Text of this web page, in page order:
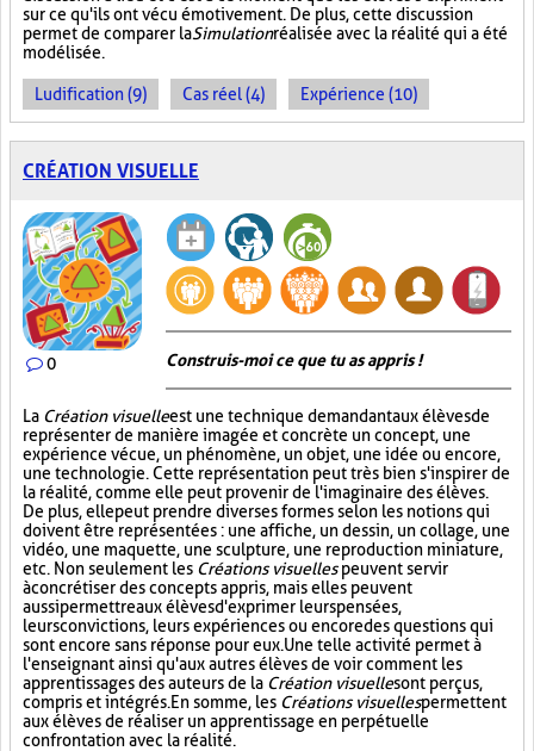
sur ce qu'ils ont vécu émotivement. De plus, cette discussion
permet de comparer laSimulationréalisée avec la réalité qui a été
modélisée.
Ludification (9) Cas réel (4) Expérience (10)
CRÉATION VISUELLE
0 Construis-moi ce que tu as appris !
La Création visuelleest une technique demandant aux élèves de
représenter de manière imagée et concrète un concept, une
expérience vécue, un phénomène, un objet, une idée ou encore,
une technologie. Cette représentation peut très bien s'inspirer de
la réalité, comme elle peut provenir de l'imaginaire des élèves.
De plus, elle peut prendre diverses formes selon les notions qui
doivent être représentées : une affiche, un dessin, un collage, une
vidéo, une maquette, une sculpture, une reproduction miniature,
etc. Non seulement les Créations visuellespeuvent servir
à concrétiser des concepts appris, mais elles peuvent
aussi permettre aux élèves d'exprimer leurs pensées,
leurs convictions, leurs expériences ou encore des questions qui
sont encore sans réponse pour eux. Une telle activité permet à
l'enseignant ainsi qu'aux autres élèves de voir comment les
apprentissages des auteurs de la Création visuellesont perçus,
compris et intégrés. En somme, les Créations visuellespermettent
aux élèves de réaliser un apprentissage en perpétuelle
confrontation avec la réalité.